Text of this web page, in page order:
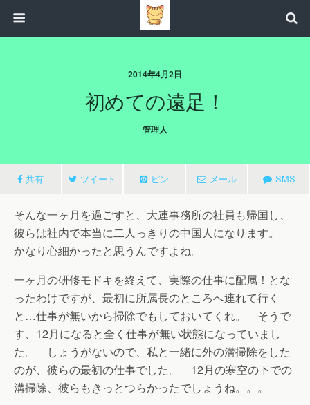
2014年4月2日
初めての遠足！
管理人
共有 ツイート ピン メール SMS
そんな一ヶ月を過ごすと、大連事務所の社員も帰国し、
彼らは社内で本当に二人っきりの中国人になります。
かなり心細かったと思うんですよね。
一ヶ月の研修モドキを終えて、実際の仕事に配属！とな
ったわけですが、最初に所属長のところへ連れて行く
と…仕事が無いから掃除でもしておいてくれ。 そうで
す、12月になると全く仕事が無い状態になっていまし
た。 しょうがないので、私と一緒に外の溝掃除をした
のが、彼らの最初の仕事でした。 12月の寒空の下での
溝掃除、彼らもきっとつらかったでしょうね。。。